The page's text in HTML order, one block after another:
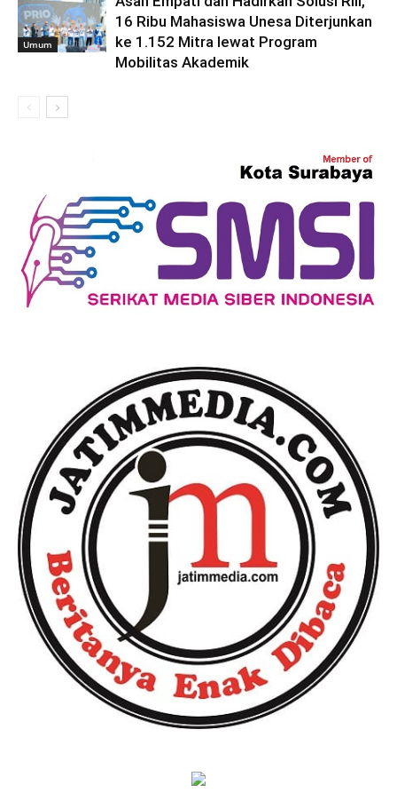
Umum
16 Ribu Mahasiswa Unesa Diterjunkan
ke 1.152 Mitra lewat Program
Mobilitas Akademik